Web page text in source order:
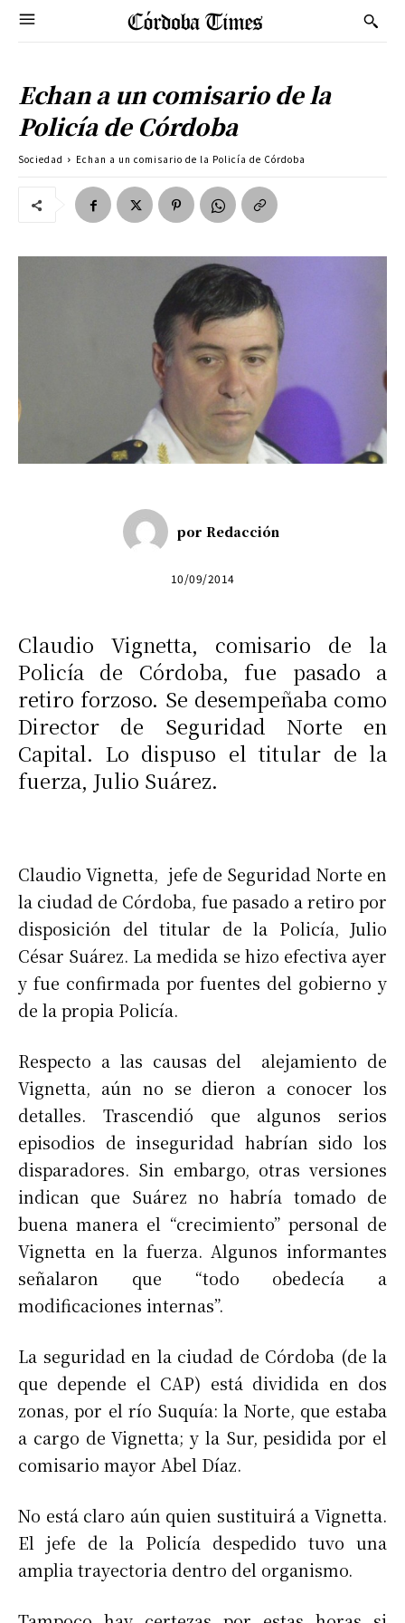
Echan a un comisario de la
Policía de Córdoba
Sociedad Echan a un comisario de la Policía de Córdoba
por Redacción
10/09/2014
Claudio Vignetta, comisario de la
Policía de Córdoba, fue pasado a
retiro forzoso. Se desempeñaba como
Director de Seguridad Norte en
Capital. Lo dispuso el titular de la
fuerza, Julio Suárez.
Claudio Vignetta, jefe de Seguridad Norte en
la ciudad de Córdoba, fue pasado a retiro por
disposición del titular de la Policía, Julio
César Suárez. La medida se hizo efectiva ayer
y fue confirmada por fuentes del gobierno y
de la propia Policía.
Respecto a las causas del alejamiento de
Vignetta, aún no se dieron a conocer los
detalles. Trascendió que algunos serios
episodios de inseguridad habrían sido los
disparadores. Sin embargo, otras versiones
indican que Suárez no habría tomado de
buena manera el “crecimiento” personal de
Vignetta en la fuerza. Algunos informantes
señalaron que “todo obedecía a
modificaciones internas”.
La seguridad en la ciudad de Córdoba (de la
que depende el CAP) está dividida en dos
zonas, por el río Suquía: la Norte, que estaba
a cargo de Vignetta; y la Sur, pesidida por el
comisario mayor Abel Díaz.
No está claro aún quien sustituirá a Vignetta.
El jefe de la Policía despedido tuvo una
amplia trayectoria dentro del organismo.